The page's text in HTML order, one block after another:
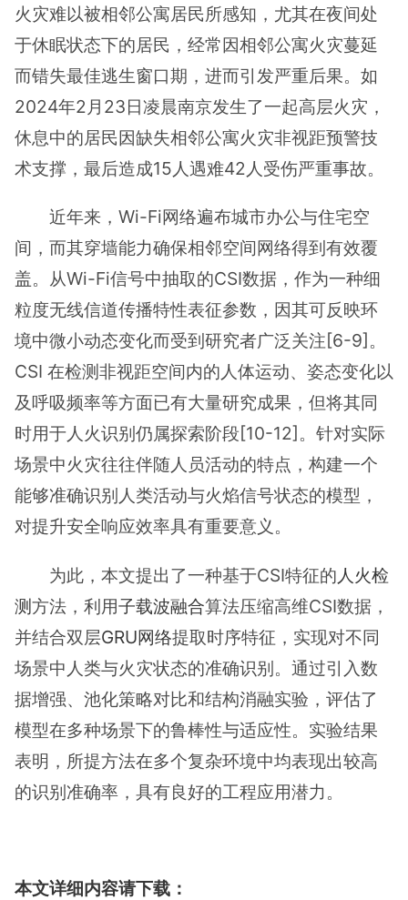
火灾难以被相邻公寓居民所感知，尤其在夜间处
于休眠状态下的居民，经常因相邻公寓火灾蔓延
而错失最佳逃生窗口期，进而引发严重后果。如
2024年2月23日凌晨南京发生了一起高层火灾，
休息中的居民因缺失相邻公寓火灾非视距预警技
术支撑，最后造成15人遇难42人受伤严重事故。
近年来，Wi-Fi网络遍布城市办公与住宅空
间，而其穿墙能力确保相邻空间网络得到有效覆
盖。从Wi-Fi信号中抽取的CSI数据，作为一种细
粒度无线信道传播特性表征参数，因其可反映环
境中微小动态变化而受到研究者广泛关注[6-9]。
CSI 在检测非视距空间内的人体运动、姿态变化以
及呼吸频率等方面已有大量研究成果，但将其同
时用于人火识别仍属探索阶段[10-12]。针对实际
场景中火灾往往伴随人员活动的特点，构建一个
能够准确识别人类活动与火焰信号状态的模型，
对提升安全响应效率具有重要意义。
为此，本文提出了一种基于CSI特征的 人火检
测方法，利用子载波融合算法压缩高维CSI数据，
并结合双层GRU网络提取时序特征，实现对不同
场景中人类与火灾状态的准确识别。通过引入数
据增强、池化策略对比和结构消融实验，评估了
模型在多种场景下的鲁棒性与适应性。实验结果
表明，所提方法在多个复杂环境中均表现出较高
的识别准确率，具有良好的工程应用潜力。
本文详细内容请下载：